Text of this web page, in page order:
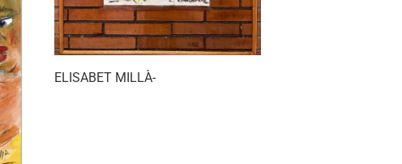
ELISABET MILLÀ-